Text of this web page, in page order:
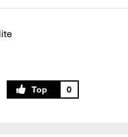
0